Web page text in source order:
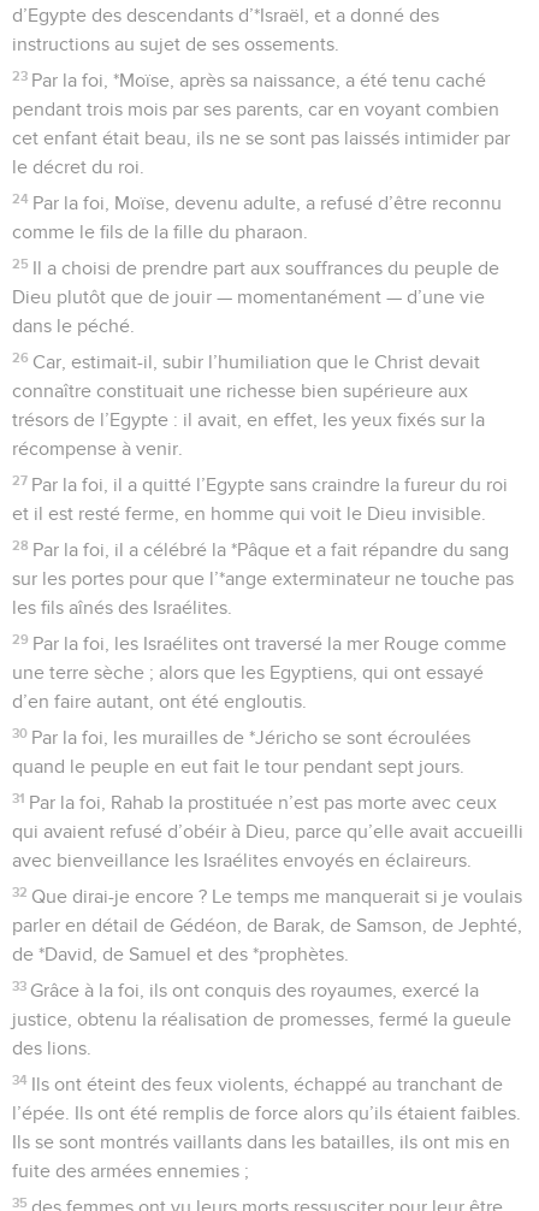
d’Egypte des descendants d’*Israël, et a donné des
instructions au sujet de ses ossements.
23 Par la foi, *Moïse, après sa naissance, a été tenu caché
pendant trois mois par ses parents, car en voyant combien
cet enfant était beau, ils ne se sont pas laissés intimider par
le décret du roi.
24 Par la foi, Moïse, devenu adulte, a refusé d’être reconnu
comme le fils de la fille du pharaon.
25 Il a choisi de prendre part aux souffrances du peuple de
Dieu plutôt que de jouir — momentanément — d’une vie
dans le péché.
26 Car, estimait-il, subir l’humiliation que le Christ devait
connaître constituait une richesse bien supérieure aux
trésors de l’Egypte : il avait, en effet, les yeux fixés sur la
récompense à venir.
27 Par la foi, il a quitté l’Egypte sans craindre la fureur du roi
et il est resté ferme, en homme qui voit le Dieu invisible.
28 Par la foi, il a célébré la *Pâque et a fait répandre du sang
sur les portes pour que l’*ange exterminateur ne touche pas
les fils aînés des Israélites.
29 Par la foi, les Israélites ont traversé la mer Rouge comme
une terre sèche ; alors que les Egyptiens, qui ont essayé
d’en faire autant, ont été engloutis.
30 Par la foi, les murailles de *Jéricho se sont écroulées
quand le peuple en eut fait le tour pendant sept jours.
31 Par la foi, Rahab la prostituée n’est pas morte avec ceux
qui avaient refusé d’obéir à Dieu, parce qu’elle avait accueilli
avec bienveillance les Israélites envoyés en éclaireurs.
32 Que dirai-je encore ? Le temps me manquerait si je voulais
parler en détail de Gédéon, de Barak, de Samson, de Jephté,
de *David, de Samuel et des *prophètes.
33 Grâce à la foi, ils ont conquis des royaumes, exercé la
justice, obtenu la réalisation de promesses, fermé la gueule
des lions.
34 Ils ont éteint des feux violents, échappé au tranchant de
l’épée. Ils ont été remplis de force alors qu’ils étaient faibles.
Ils se sont montrés vaillants dans les batailles, ils ont mis en
fuite des armées ennemies ;
35 des femmes ont vu leurs morts ressusciter pour leur être